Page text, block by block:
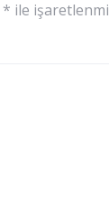
* ile